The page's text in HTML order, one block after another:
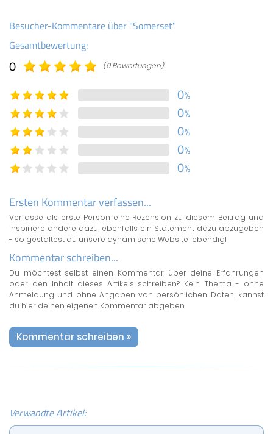
Besucher-Kommentare über "Somerset"
Gesamtbewertung:
0 (0 Bewertungen)
0%
0%
0%
0%
0%
Ersten Kommentar verfassen...
Verfasse als erste Person eine Rezension zu diesem Beitrag und
inspiriere andere dazu, ebenfalls ein Statement dazu abzugeben
- so gestaltest du unsere dynamische Website lebendig!
Kommentar schreiben...
Du möchtest selbst einen Kommentar über deine Erfahrungen
oder den Inhalt dieses Artikels schreiben? Kein Thema - ohne
Anmeldung und ohne Angaben von persönlichen Daten, kannst
du hier deinen eigenen Kommentar abgeben:
Kommentar schreiben »
Verwandte Artikel: